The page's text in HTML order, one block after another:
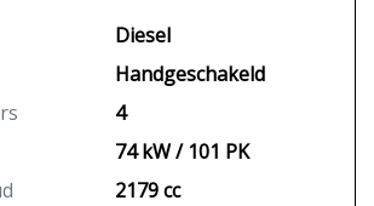
Diesel
Handgeschakeld
4
74 kW / 101 PK
2179 cc